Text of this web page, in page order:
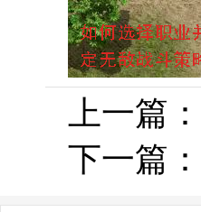
上一篇：
下一篇：